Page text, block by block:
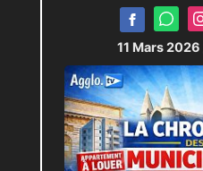
11 Mars 2026